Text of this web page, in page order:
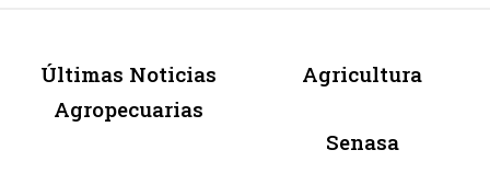
Últimas Noticias
Agropecuarias
Agricultura
Senasa